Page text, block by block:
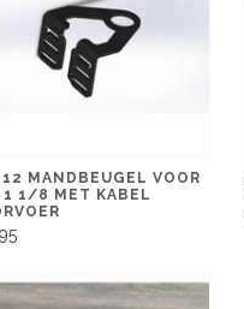
MANDBEUGEL VOOR
1 1/8 MET KABEL